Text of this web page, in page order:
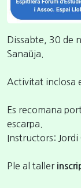
Dissabte, 30 de
Sanaüja.
Activitat inclosa
Es recomana
escarpa.
Instructors: Jordi
Ple al taller